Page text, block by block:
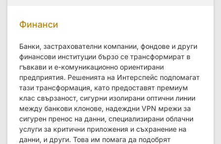
Финанси
Банки, застрахователни компании, фондове и други
финансови институции бързо се трансформират в
гъвкави и е-комуникационно ориентирани
предприятия. Решенията на Интерспейс подпомагат
тази трансформация, като предоставят премиум
клас свързаност, сигурни изолирани оптични линии
между банкови клонове, надеждни VPN мрежи за
сигурен пренос на данни, специализирани облачни
услуги за критични приложения и съхранение на
данни, и други. Това им помага да подобрят